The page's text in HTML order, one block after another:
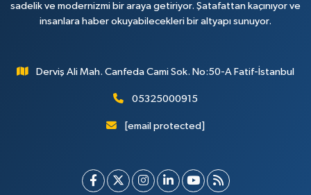
sadelik ve modernizmi bir araya getiriyor. Şatafattan kaçınıyor ve
insanlara haber okuyabilecekleri bir altyapı sunuyor.
Derviş Ali Mah. Canfeda Cami Sok. No:50-A Fatif-İstanbul
05325000915
[email protected]